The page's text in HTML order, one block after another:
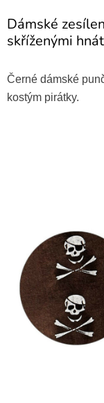
Dámské
skříženými
Černé dámské
kostým pirátky.